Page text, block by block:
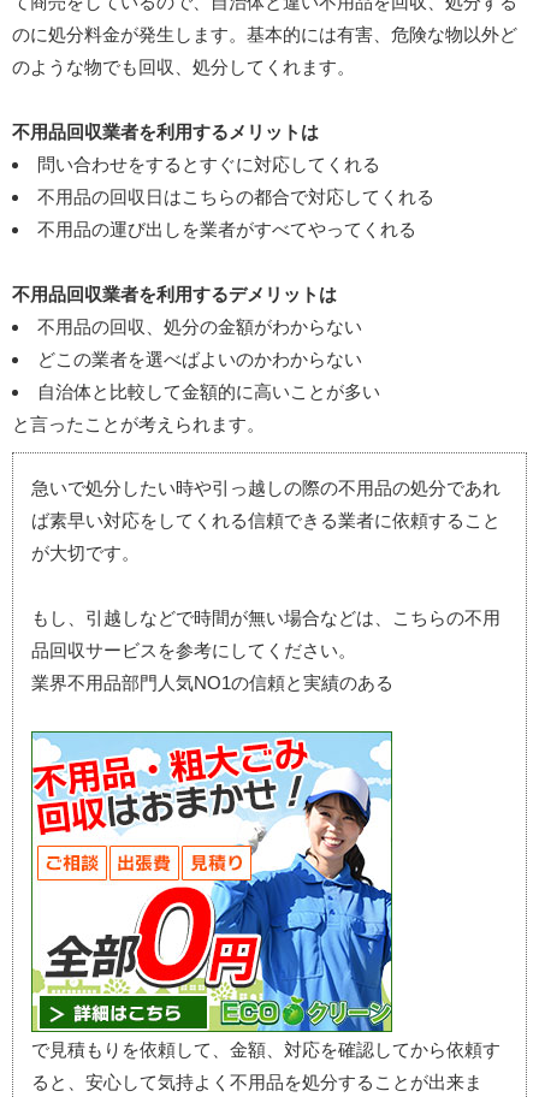
のに処分料金が発生します。基本的には有害、危険な物以外ど
のような物でも回収、処分してくれます。
不用品回収業者を利用するメリットは
問い合わせをするとすぐに対応してくれる
不用品の回収日はこちらの都合で対応してくれる
不用品の運び出しを業者がすべてやってくれる
不用品回収業者を利用するデメリットは
不用品の回収、処分の金額がわからない
どこの業者を選べばよいのかわからない
自治体と比較して金額的に高いことが多い
と言ったことが考えられます。
急いで処分したい時や引っ越しの際の不用品の処分であれ
ば素早い対応をしてくれる信頼できる業者に依頼すること
が大切です。
もし、引越しなどで時間が無い場合などは、こちらの不用
品回収サービスを参考にしてください。
業界不用品部門人気NO1の信頼と実績のある
で見積もりを依頼して、金額、対応を確認してから依頼す
ると、安心して気持よく不用品を処分することが出来ま